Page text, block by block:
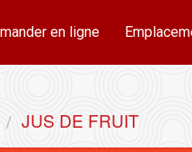
en ligne
JUS DE FRUIT